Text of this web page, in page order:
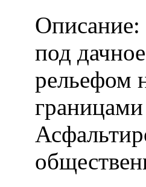
Описание:
под
рельефом